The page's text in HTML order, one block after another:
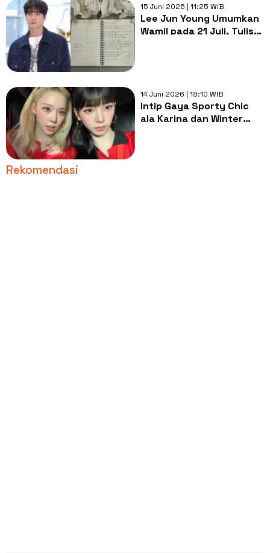
15 Juni 2026 | 11:25 WIB
Lee Jun Young Umumkan
Wamil pada 21 Juli, Tulis
14 Juni 2026 | 18:10 WIB
Intip Gaya Sporty Chic
ala Karina dan Winter
Rekomendasi